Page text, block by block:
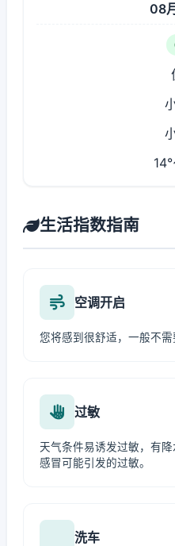
08
生活指数指南
空调开启
您将感到很舒适，一般不需
过敏
天气条件易诱发过敏，有
感冒可能引发的过敏。
洗车